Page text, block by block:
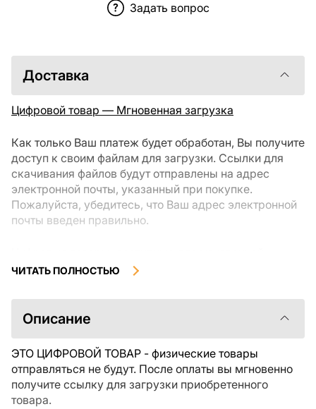
Задать вопрос
Доставка
Цифровой товар — Мгновенная загрузка
Как только Ваш платеж будет обработан, Вы получите
доступ к своим файлам для загрузки. Ссылки для
скачивания файлов будут отправлены на адрес
электронной почты, указанный при покупке.
Пожалуйста, убедитесь, что Ваш адрес электронной
почты введен правильно.
загрузки, не подлежат возврату или обмену после их
ознакомиться с описанием товара и задать все
интересующие Вас вопросы перед покупкой. Если у
свяжитесь с продавцом напрямую.
ЧИТАТЬ ПОЛНОСТЬЮ
Описание
ЭТО ЦИФРОВОЙ ТОВАР - физические товары
отправляться не будут. После оплаты вы мгновенно
получите ссылку для загрузки приобретенного
товара.